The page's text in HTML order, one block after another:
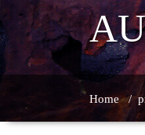
Home/